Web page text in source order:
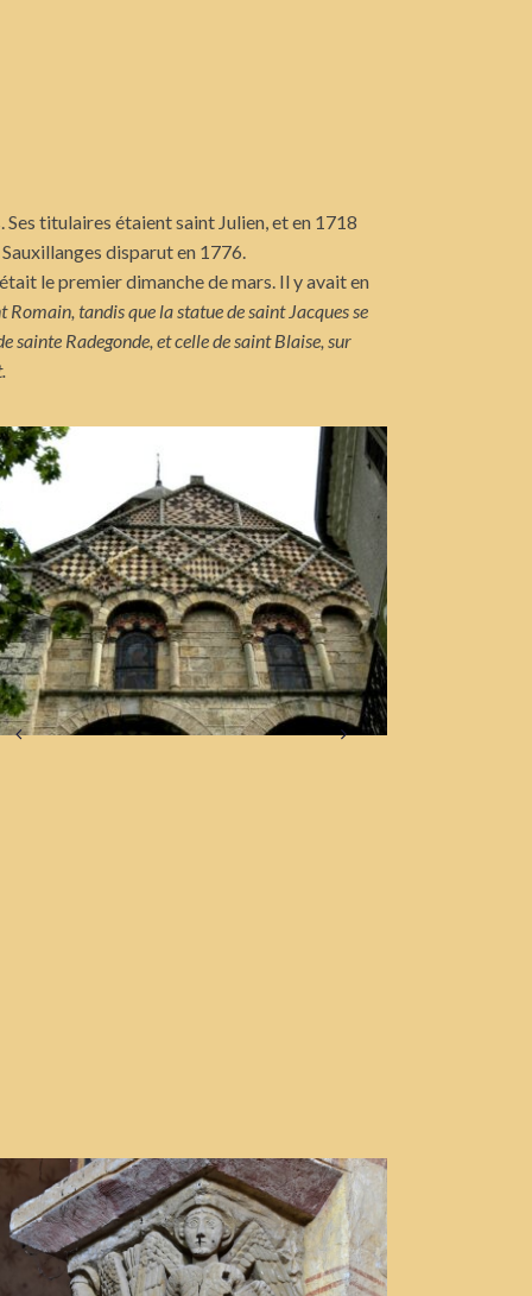
titulaires étaient saint Julien, et en 1718
disparut en 1776.
le premier dimanche de mars. Il y avait en
tandis que la statue de saint Jacques se
sainte Radegonde, et celle de saint Blaise, sur